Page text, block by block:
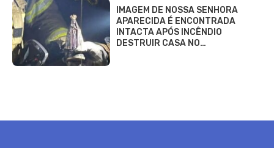
IMAGEM DE NOSSA SENHORA
APARECIDA É ENCONTRADA
INTACTA APÓS INCÊNDIO
DESTRUIR CASA NO…